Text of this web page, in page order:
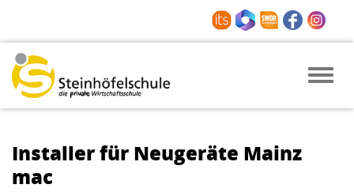
Toggle
Installer für Neugeräte Mainz
mac